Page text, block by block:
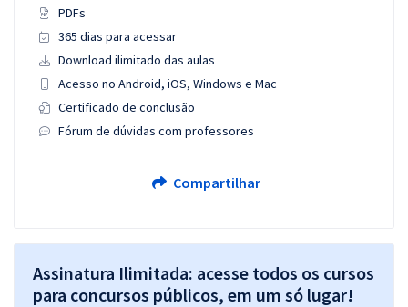
PDFs
365 dias para acessar
Download ilimitado das aulas
Acesso no Android, iOS, Windows e Mac
Certificado de conclusão
Fórum de dúvidas com professores
Compartilhar
Assinatura Ilimitada: acesse todos os cursos
para concursos públicos, em um só lugar!